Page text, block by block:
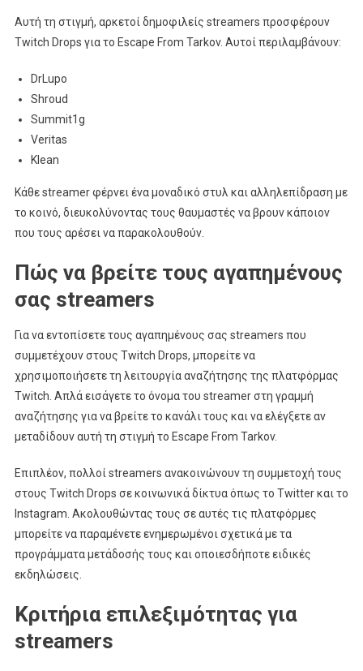
Αυτή τη στιγμή, αρκετοί δημοφιλείς streamers προσφέρουν
Twitch Drops για το Escape From Tarkov. Αυτοί περιλαμβάνουν:
DrLupo
Shroud
Summit1g
Veritas
Klean
Κάθε streamer φέρνει ένα μοναδικό στυλ και αλληλεπίδραση με
το κοινό, διευκολύνοντας τους θαυμαστές να βρουν κάποιον
που τους αρέσει να παρακολουθούν.
Πώς να βρείτε τους αγαπημένους
σας streamers
Για να εντοπίσετε τους αγαπημένους σας streamers που
συμμετέχουν στους Twitch Drops, μπορείτε να
χρησιμοποιήσετε τη λειτουργία αναζήτησης της πλατφόρμας
Twitch. Απλά εισάγετε το όνομα του streamer στη γραμμή
αναζήτησης για να βρείτε το κανάλι τους και να ελέγξετε αν
μεταδίδουν αυτή τη στιγμή το Escape From Tarkov.
Επιπλέον, πολλοί streamers ανακοινώνουν τη συμμετοχή τους
στους Twitch Drops σε κοινωνικά δίκτυα όπως το Twitter και το
Instagram. Ακολουθώντας τους σε αυτές τις πλατφόρμες
μπορείτε να παραμένετε ενημερωμένοι σχετικά με τα
προγράμματα μετάδοσής τους και οποιεσδήποτε ειδικές
εκδηλώσεις.
Κριτήρια επιλεξιμότητας για
streamers